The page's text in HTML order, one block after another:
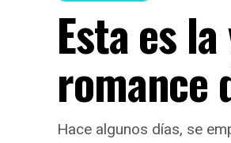
Esta es
romance
Hace algunos días, se